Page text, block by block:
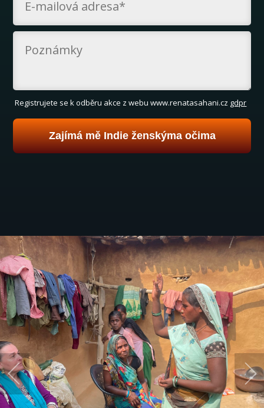
Registrujete se k odběru akce z webu www.renatasahani.cz gdpr
Zajímá mě Indie ženskýma očima